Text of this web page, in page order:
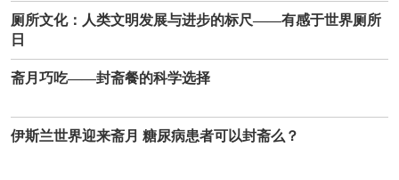
厕所文化：人类文明发展与进步的标尺——有感于世界厕所
日
斋月巧吃——封斋餐的科学选择
伊斯兰世界迎来斋月 糖尿病患者可以封斋么？